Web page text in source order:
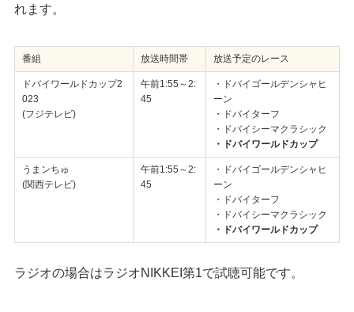
れます。
番組 放送時間帯 放送予定のレース
ドバイワールドカップ2
023
(フジテレビ)
午前1:55～2:
45
・ドバイゴールデンシャヒ
ーン
・ドバイターフ
・ドバイシーマクラシック
・ドバイワールドカップ
うまンちゅ
(関西テレビ)
午前1:55～2:
45
・ドバイゴールデンシャヒ
ーン
・ドバイターフ
・ドバイシーマクラシック
・ドバイワールドカップ
ラジオの場合はラジオNIKKEI第1で試聴可能です。